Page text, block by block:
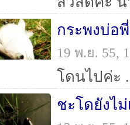
กระพงบ่อ
19 พ.ย. 55,
ชะโดยังไ